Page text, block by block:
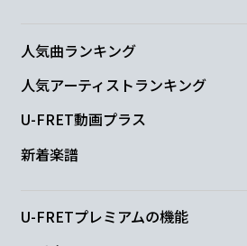
人気曲ランキング
人気アーティストランキング
U-FRET動画プラス
新着楽譜
U-FRETプレミアムの機能